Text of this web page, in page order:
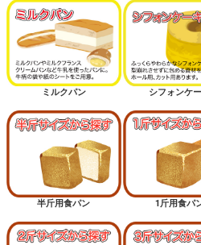
ミルクパン シフォンケ
半斤用食パン 1斤用食パ